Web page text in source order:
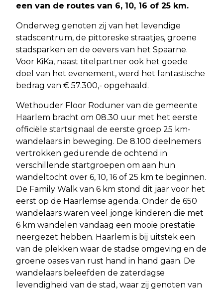
een van de routes van 6, 10, 16 of 25 km.
Onderweg genoten zij van het levendige
stadscentrum, de pittoreske straatjes, groene
stadsparken en de oevers van het Spaarne.
Voor KiKa, naast titelpartner ook het goede
doel van het evenement, werd het fantastische
bedrag van € 57.300,- opgehaald.
Wethouder Floor Roduner van de gemeente
Haarlem bracht om 08.30 uur met het eerste
officiële startsignaal de eerste groep 25 km-
wandelaars in beweging. De 8.100 deelnemers
vertrokken gedurende de ochtend in
verschillende startgroepen om aan hun
wandeltocht over 6, 10, 16 of 25 km te beginnen.
De Family Walk van 6 km stond dit jaar voor het
eerst op de Haarlemse agenda. Onder de 650
wandelaars waren veel jonge kinderen die met
6 km wandelen vandaag een mooie prestatie
neergezet hebben. Haarlem is bij uitstek een
van de plekken waar de stadse omgeving en de
groene oases van rust hand in hand gaan. De
wandelaars beleefden de zaterdagse
levendigheid van de stad, waar zij genoten van